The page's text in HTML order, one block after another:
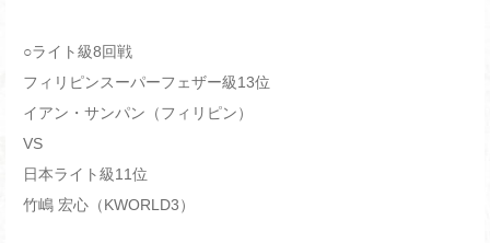
○ライト級8回戦
フィリピンスーパーフェザー級13位
イアン・サンパン（フィリピン）
VS
日本ライト級11位
竹嶋 宏心（KWORLD3）